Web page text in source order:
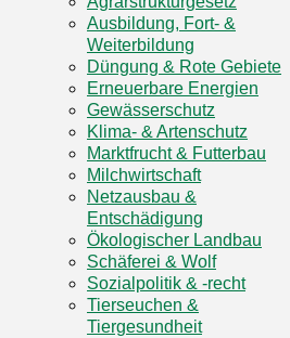
Ausbildung, Fort- &
Weiterbildung
Düngung & Rote Gebiete
Erneuerbare Energien
Gewässerschutz
Klima- & Artenschutz
Marktfrucht & Futterbau
Milchwirtschaft
Netzausbau &
Entschädigung
Ökologischer Landbau
Schäferei & Wolf
Sozialpolitik & -recht
Tierseuchen &
Tiergesundheit